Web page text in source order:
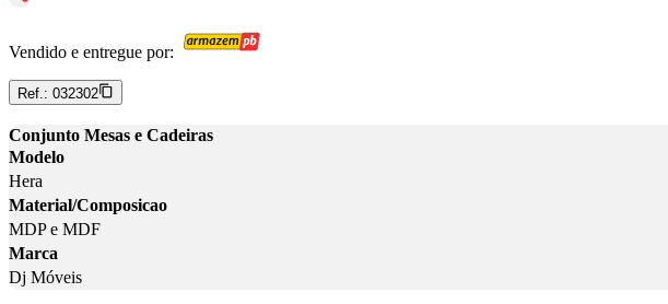
Vendido e entregue por:
Ref.: 032302
Conjunto Mesas e Cadeiras
Modelo
Hera
Material/Composicao
MDP e MDF
Marca
Dj Móveis